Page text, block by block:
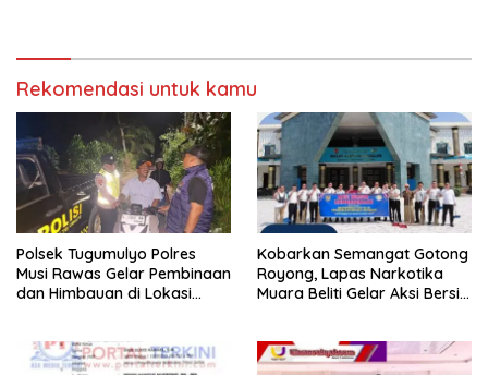
Rekomendasi untuk kamu
Polsek Tugumulyo Polres
Musi Rawas Gelar Pembinaan
dan Himbauan di Lokasi
Kobarkan Semangat Gotong
Royong, Lapas Narkotika
Muara Beliti Gelar Aksi Bersih